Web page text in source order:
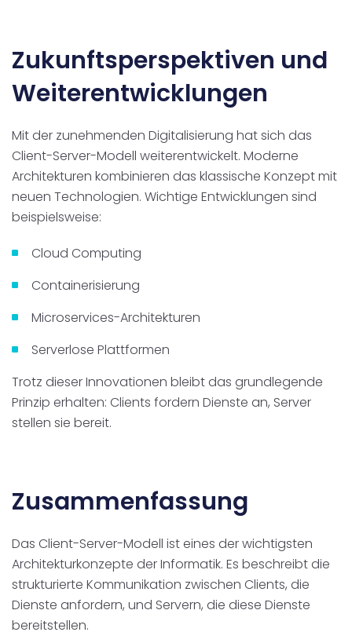
Zukunftsperspektiven und
Weiterentwicklungen
Mit der zunehmenden Digitalisierung hat sich das
Client-Server-Modell weiterentwickelt. Moderne
Architekturen kombinieren das klassische Konzept mit
neuen Technologien. Wichtige Entwicklungen sind
beispielsweise:
Cloud Computing
Containerisierung
Microservices-Architekturen
Serverlose Plattformen
Trotz dieser Innovationen bleibt das grundlegende
Prinzip erhalten: Clients fordern Dienste an, Server
stellen sie bereit.
Zusammenfassung
Das Client-Server-Modell ist eines der wichtigsten
Architekturkonzepte der Informatik. Es beschreibt die
strukturierte Kommunikation zwischen Clients, die
Dienste anfordern, und Servern, die diese Dienste
bereitstellen.